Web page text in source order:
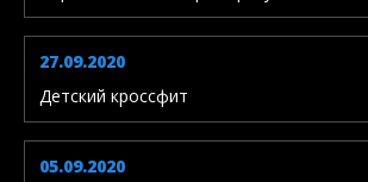
27.09.2020
Детский кроссфит
05.09.2020